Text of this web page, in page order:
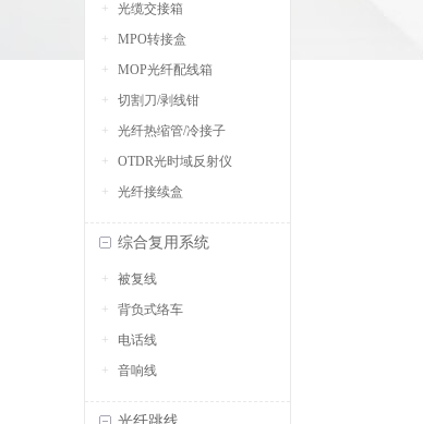
光缆交接箱
MPO转接盒
MOP光纤配线箱
切割刀/剥线钳
光纤热缩管/冷接子
OTDR光时域反射仪
光纤接续盒
综合复用系统
被复线
背负式络车
电话线
音响线